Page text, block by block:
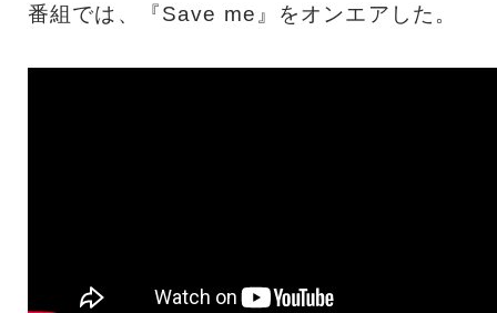
番組では、『Save me』をオンエアした。